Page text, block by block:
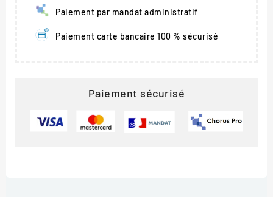
Paiement par mandat administratif
Paiement carte bancaire 100 % sécurisé
Paiement sécurisé